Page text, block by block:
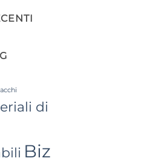
di
Biz